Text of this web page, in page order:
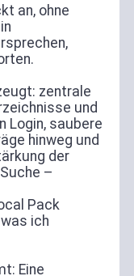
an, ohne
zentrale
und
Login, saubere
hinweg und
der
–
Pack
ich
Eine